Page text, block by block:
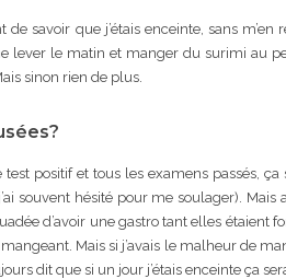
de savoir que j’étais enceinte, sans
lever le matin et manger du surimi au
sinon rien de plus.
test positif et tous les examens passés, ça
souvent hésité pour me soulager). Mais
d’avoir une gastro tant elles étaient
Mais si j’avais le malheur de
dit que si un jour j’étais enceinte ça